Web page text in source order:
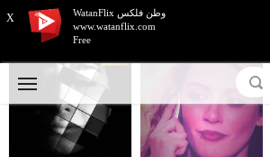
X
وطن فلكس WatanFlix
www.watanflix.com
Free